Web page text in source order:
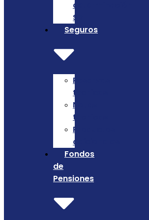
determinación
SRI
Seguros
Reservas
técnicas
Notas
técnicas
Productos
adicionales
Fondos
de
Pensiones